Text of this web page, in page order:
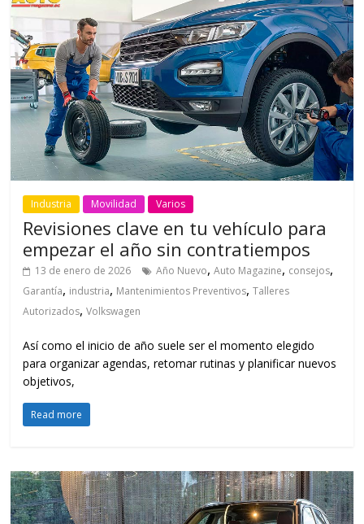
Industria Movilidad Varios
Revisiones clave en tu vehículo para
empezar el año sin contratiempos
13 de enero de 2026 Año Nuevo,Auto Magazine, consejos,
Garantía, industria, Mantenimientos Preventivos,Talleres
Autorizados,Volkswagen
Así como el inicio de año suele ser el momento elegido
para organizar agendas, retomar rutinas y planificar nuevos
objetivos,
Read more